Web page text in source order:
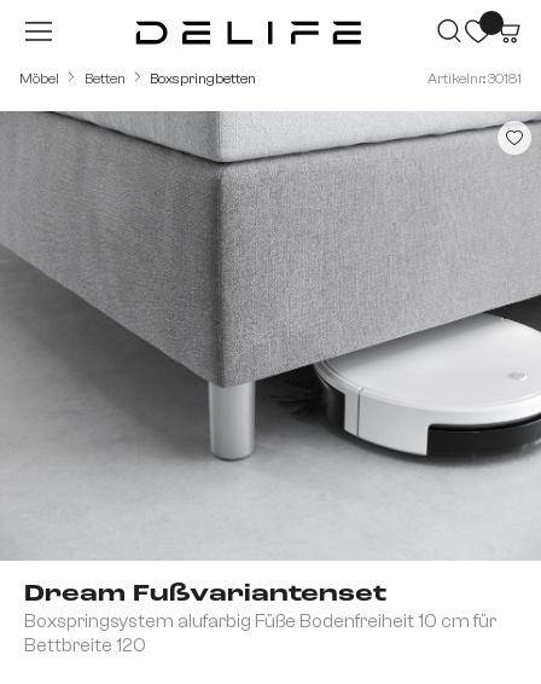
Zum Hauptinhalt springen
Möbel Betten Boxspringbetten Artikelnr.: 30181
Dream Fußvariantenset
Boxspringsystem alufarbig Füße Bodenfreiheit 10 cm für
Bettbreite 120
Bildergalerie überspringen